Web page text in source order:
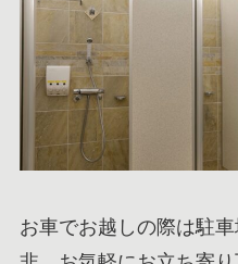
お車でお越しの際は駐